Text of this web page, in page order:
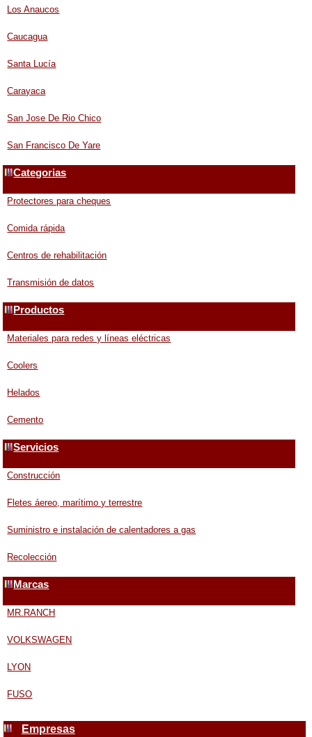
Los Anaucos
Caucagua
Santa Lucía
Carayaca
San Jose De Rio Chico
San Francisco De Yare
Categorias
Protectores para cheques
Comida rápida
Centros de rehabilitación
Transmisión de datos
Productos
Materiales para redes y líneas eléctricas
Coolers
Helados
Cemento
Servicios
Construcción
Fletes áereo, marítimo y terrestre
Suministro e instalación de calentadores a gas
Recolección
Marcas
MR.RANCH
VOLKSWAGEN
LYON
FUSO
Empresas